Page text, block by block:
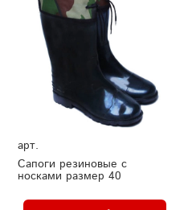
арт.
Сапоги резиновые с
носками размер 40